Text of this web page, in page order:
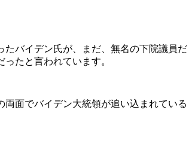
たバイデン氏が、まだ、無名の下院議員だ
たと言われています。
面でバイデン大統領が追い込まれている